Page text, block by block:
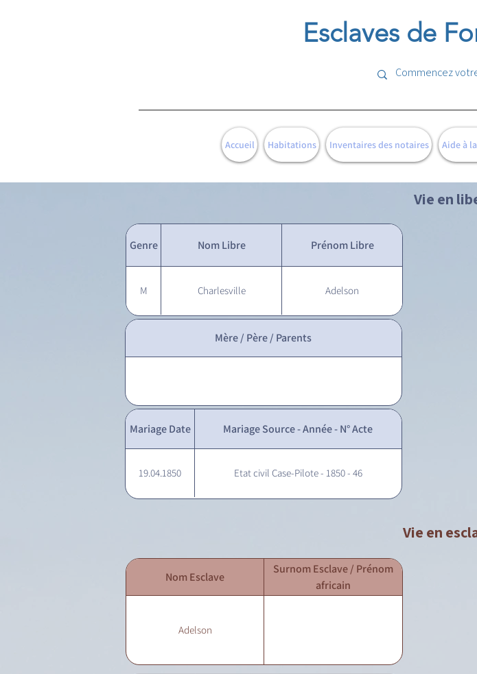
Esclaves de
Accueil Habitations Inventaires des notaires Aide à
Vie en
Genre Nom Libre Prénom Libre
M Charlesville Adelson
Mère / Père / Parents
Mariage Date Mariage Source - Année - N° Acte
19.04.1850 Etat civil Case-Pilote - 1850 - 46
Vie en
Nom Esclave
Surnom Esclave / Prénom
africain
Adelson